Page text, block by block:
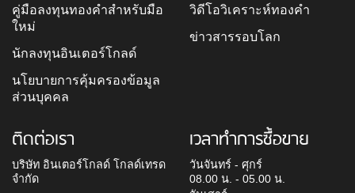
คู่มือลงทุนทองคำสำหรับมือ
ใหม่
นักลงทุนอินเตอร์โกลด์
นโยบายการคุ้มครองข้อมูล
ส่วนบุคคล
วิดีโอวิเคราะห์ทองคำ
ข่าวสารรอบโลก
ติดต่อเรา
บริษัท อินเตอร์โกลด์ โกลด์เทรด
จำกัด
เวลาทำการซื้อขาย
วันจันทร์ - ศุกร์
08.00 น. - 05.00 น.